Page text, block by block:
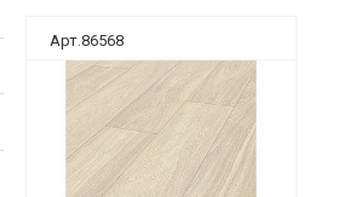
Арт.86568